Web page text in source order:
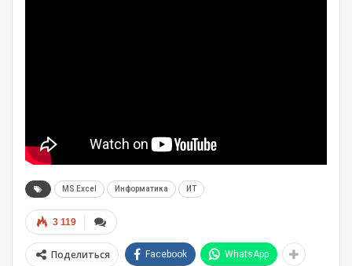
MS Excel Информатика ИТ
3 119
Поделиться Facebook WhatsApp